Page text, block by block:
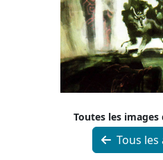
Toutes les
Tous